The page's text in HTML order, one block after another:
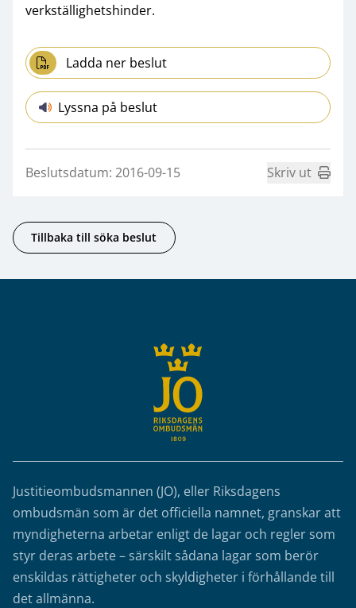
verkställighetshinder.
Ladda ner beslut
Lyssna på beslut
Beslutsdatum: 2016-09-15 Skriv ut
Tillbaka till söka beslut
Justitieombudsmannen (JO), eller Riksdagens
ombudsmän som är det officiella namnet, granskar att
myndigheterna arbetar enligt de lagar och regler som
styr deras arbete – särskilt sådana lagar som berör
enskildas rättigheter och skyldigheter i förhållande till
det allmänna.